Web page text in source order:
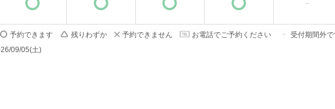
予約できます 残りわずか 予約できません お電話でご予約ください
受付期間外で
09/05(土)